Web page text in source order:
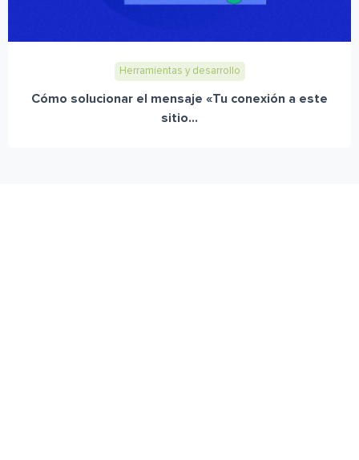
Herramientas y desarrollo
Cómo solucionar el mensaje «Tu conexión a este
sitio...